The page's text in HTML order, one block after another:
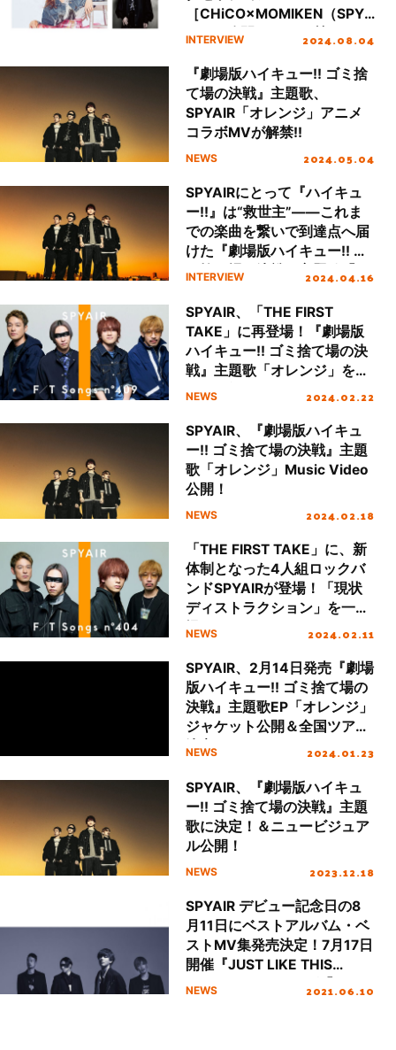
［CHiCO×MOMIKEN（SPYA
IR）］公開！CHiCO憧れの
INTERVIEW 2024.08.04
『劇場版ハイキュー!! ゴミ捨
て場の決戦』主題歌、
SPYAIR「オレンジ」アニメ
コラボMVが解禁!!
NEWS 2024.05.04
SPYAIRにとって『ハイキュ
ー!!』は“救世主”――これま
での楽曲を繋いで到達点へ届
けた『劇場版ハイキュー!! ゴ
ミ捨て場の決戦』主題歌「オ
INTERVIEW 2024.04.16
SPYAIR、「THE FIRST
TAKE」に再登場！『劇場版
ハイキュー!! ゴミ捨て場の決
戦』主題歌「オレンジ」を一
発撮り初フルパフォーマンス
NEWS 2024.02.22
SPYAIR、『劇場版ハイキュ
ー!! ゴミ捨て場の決戦』主題
歌「オレンジ」Music Video
公開！
NEWS 2024.02.18
「THE FIRST TAKE」に、新
体制となった4人組ロックバ
ンドSPYAIRが登場！「現状
ディストラクション」を一発
撮りにてパフォーマンス！
NEWS 2024.02.11
SPYAIR、2月14日発売『劇場
版ハイキュー!! ゴミ捨て場の
決戦』主題歌EP「オレンジ」
ジャケット公開＆全国ツアー
決定！
NEWS 2024.01.23
SPYAIR、『劇場版ハイキュ
ー!! ゴミ捨て場の決戦』主題
歌に決定！＆ニュービジュア
ル公開！
NEWS 2023.12.18
SPYAIR デビュー記念日の8
月11日にベストアルバム・ベ
ストMV集発売決定！7月17日
開催『JUST LIKE THIS
2021』テーマソング「All I
NEWS 2021.06.10